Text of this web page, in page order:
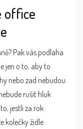
office
Pak vás podlaha
jen o to, aby to
nebo zad nebudou
rušit hluk
jestli za rok
kolečky židle